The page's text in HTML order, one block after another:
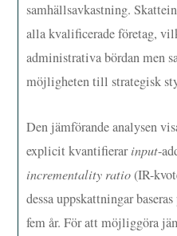
samhällsavkastning.
alla kvalificerade företag,
administrativa bördan men
möjligheten till strategisk
Den jämförande analysen
explicit kvantifierarinput-
incrementality ratio(IR-
dessa uppskattningar
fem år. För att möjliggöra